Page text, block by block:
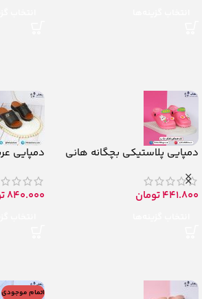
دمپایی پلاستیکی بچگانه هانی
441.800تومان
دمپایی
840.000
اتمام موجودی